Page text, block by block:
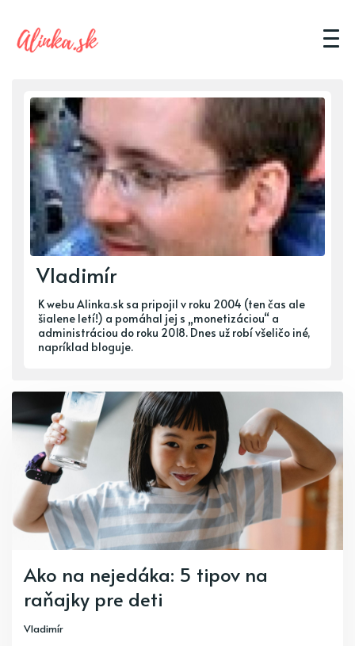
Vladimír
K webu Alinka.sk sa pripojil v roku 2004 (ten čas ale
šialene letí!) a pomáhal jej s „monetizáciou“ a
administráciou do roku 2018. Dnes už robí všeličo iné,
napríklad bloguje.
Ako na nejedáka: 5 tipov na
raňajky pre deti
Vladimír